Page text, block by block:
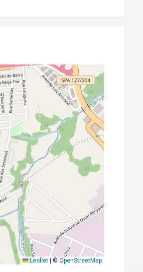
Leaflet © OpenStreetMap